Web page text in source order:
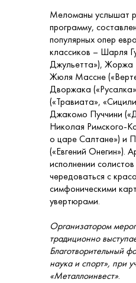
Меломаны услышат
программу,
популярных опер
классиков – Шарля
Джульетта»), Жоржа
Жюля Массне
Дворжака
(«Травиата»,
Джакомо Пуччини
Николая Римского-
о царе Салтане») и
(«Евгений Онегин»).
исполнении
чередоваться с
симфоническими
увертюрами.
Организатором
традиционно
Благотворительный
наука и спорт», при
«Металлоинвест».